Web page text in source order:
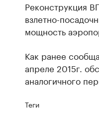
Реконструкция
взлетно-
мощность
Как ранее
апреле 2015г.
аналогичного
Теги